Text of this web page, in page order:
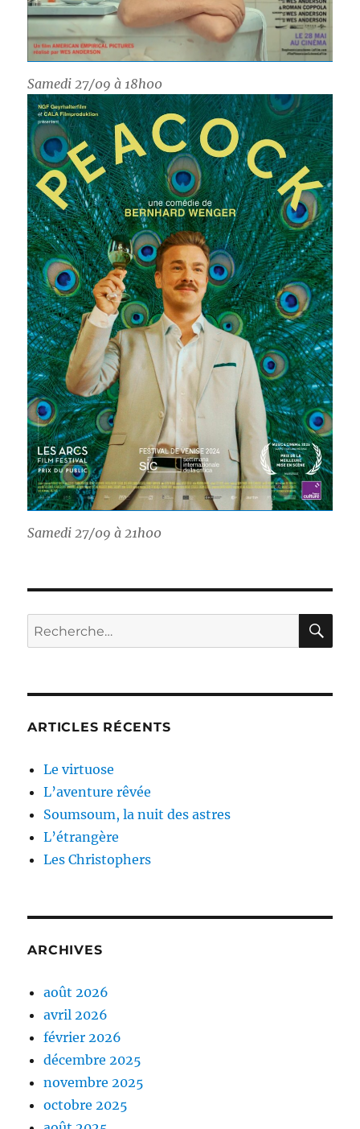
Samedi 27/09 à 18h00
Samedi 27/09 à 21h00
Recherche
pour :
ARTICLES RÉCENTS
Le virtuose
L’aventure rêvée
Soumsoum, la nuit des astres
L’étrangère
Les Christophers
ARCHIVES
août 2026
avril 2026
février 2026
décembre 2025
novembre 2025
octobre 2025